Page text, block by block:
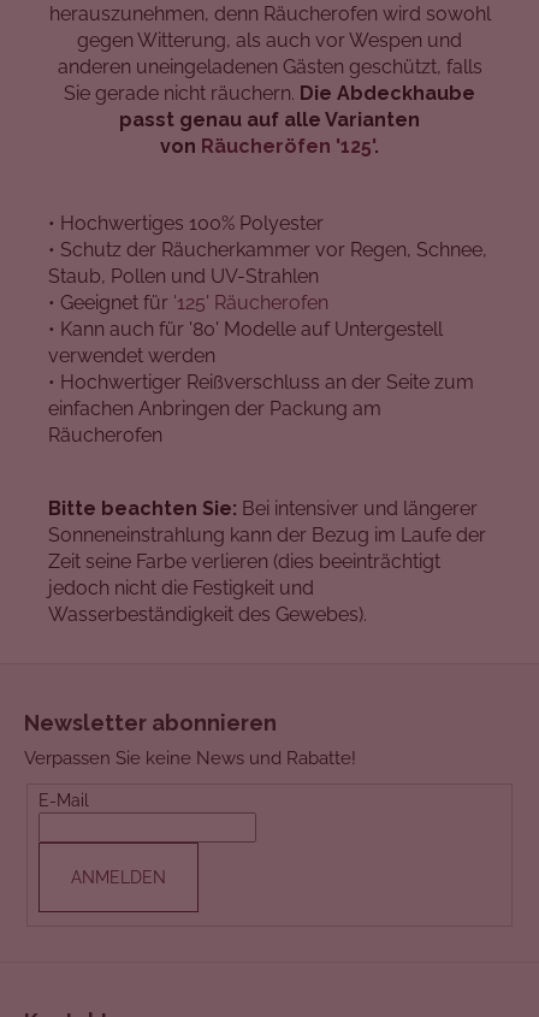
herauszunehmen, denn Räucherofen wird sowohl
gegen Witterung, als auch vor Wespen und
anderen uneingeladenen Gästen geschützt, falls
Sie gerade nicht räuchern. Die Abdeckhaube
passt genau auf alle Varianten
von Räucheröfen '125'.
• Hochwertiges 100% Polyester
• Schutz der Räucherkammer vor Regen, Schnee,
Staub, Pollen und UV-Strahlen
• Geeignet für '125' Räucherofen
• Kann auch für '80' Modelle auf Untergestell
verwendet werden
• Hochwertiger Reißverschluss an der Seite zum
einfachen Anbringen der Packung am
Räucherofen
Bitte beachten Sie: Bei intensiver und längerer
Sonneneinstrahlung kann der Bezug im Laufe der
Zeit seine Farbe verlieren (dies beeinträchtigt
jedoch nicht die Festigkeit und
Wasserbeständigkeit des Gewebes).
Newsletter abonnieren
Verpassen Sie keine News und Rabatte!
E-Mail
ANMELDEN